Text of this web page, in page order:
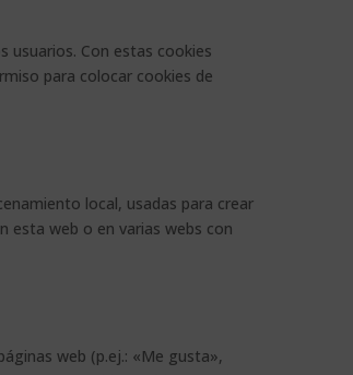
usuarios. Con estas cookies
para colocar cookies de
local, usadas para crear
esta web o en varias webs con
web (p.ej.: «Me gusta»,